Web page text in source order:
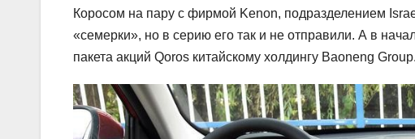
Коросом на пару с фирмой Kenon, подразделением
«семерки», но в серию его так и не отправили. А в
пакета акций Qoros китайскому холдингу Baoneng Group.